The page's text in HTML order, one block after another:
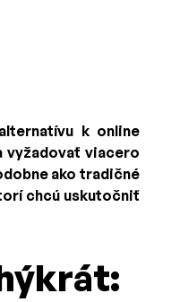
k online
vyžadovať viacero
ako tradičné
chcú uskutočniť